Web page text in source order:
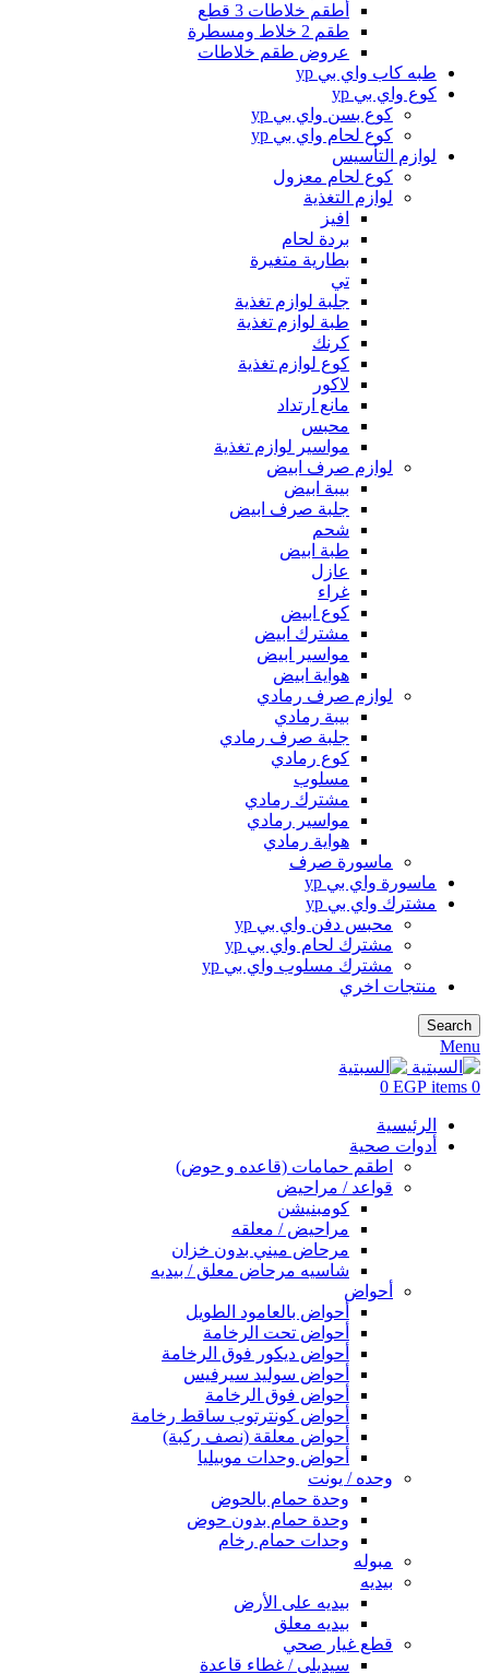
أطقم خلاطات 3 قطع
طقم 2 خلاط ومسطرة
عروض طقم خلاطات
طبه كاب واي بي yp
كوع واي بي yp
كوع بسن واي بي yp
كوع لحام واي بي yp
لوازم التأسيس
كوع لحام معزول
لوازم التغذية
افيز
بردة لحام
بطارية متغيرة
تي
جلبة لوازم تغذية
طبة لوازم تغذية
كرنك
كوع لوازم تغذية
لاكور
مانع ارتداد
محبس
مواسير لوازم تغذية
لوازم صرف ابيض
بيبة ابيض
جلبة صرف ابيض
شحم
طبة ابيض
عازل
غراء
كوع ابيض
مشترك ابيض
مواسير ابيض
هواية ابيض
لوازم صرف رمادي
بيبة رمادي
جلبة صرف رمادي
كوع رمادي
مسلوب
مشترك رمادي
مواسير رمادي
هواية رمادي
ماسورة صرف
ماسورة واي بي yp
مشترك واي بي yp
محبس دفن واي بي yp
مشترك لحام واي بي yp
مشترك مسلوب واي بي yp
منتجات اخري
Search
Menu
0
items
0 EGP
الرئيسية
أدوات صحية
اطقم حمامات (قاعده و حوض)
قواعد / مراحيض
كومبنيشن
مراحيض / معلقه
مرحاض ميني بدون خزان
شاسيه مرحاض معلق / بيديه
أحواض
أحواض بالعامود الطويل
أحواض تحت الرخامة
أحواض ديكور فوق الرخامة
أحواض سوليد سيرفيس
أحواض فوق الرخامة
أحواض كونترتوب ساقط رخامة
أحواض معلقة (نصف ركبة)
أحواض وحدات موبيليا
وحده / يونت
وحدة حمام بالحوض
وحدة حمام بدون حوض
وحدات حمام رخام
مبوله
بيديه
بيديه على الأرض
بيديه معلق
قطع غيار صحي
سيديلى / غطاء قاعدة